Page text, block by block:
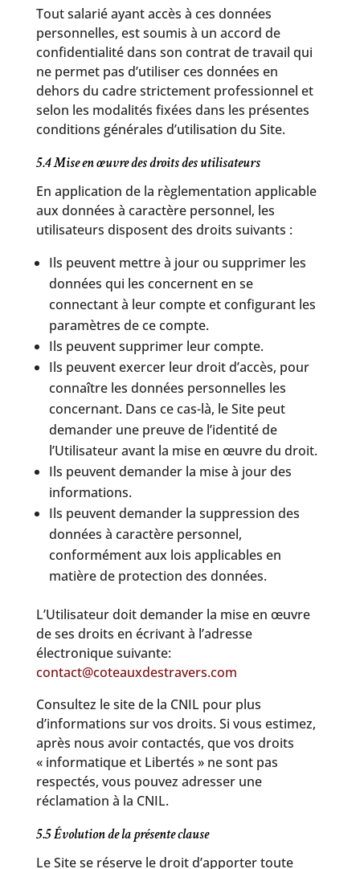
Tout salarié ayant accès à ces données
personnelles, est soumis à un accord de
confidentialité dans son contrat de travail qui
ne permet pas d’utiliser ces données en
dehors du cadre strictement professionnel et
selon les modalités fixées dans les présentes
conditions générales d’utilisation du Site.
5.4 Mise en œuvre des droits des utilisateurs
En application de la règlementation applicable
aux données à caractère personnel, les
utilisateurs disposent des droits suivants :
Ils peuvent mettre à jour ou supprimer les
données qui les concernent en se
connectant à leur compte et configurant les
paramètres de ce compte.
Ils peuvent supprimer leur compte.
Ils peuvent exercer leur droit d’accès, pour
connaître les données personnelles les
concernant. Dans ce cas-là, le Site peut
demander une preuve de l’identité de
l’Utilisateur avant la mise en œuvre du droit.
Ils peuvent demander la mise à jour des
informations.
Ils peuvent demander la suppression des
données à caractère personnel,
conformément aux lois applicables en
matière de protection des données.
L’Utilisateur doit demander la mise en œuvre
de ses droits en écrivant à l’adresse
électronique suivante:
contact@coteauxdestravers.com
Consultez le site de la CNIL pour plus
d’informations sur vos droits. Si vous estimez,
après nous avoir contactés, que vos droits
« informatique et Libertés » ne sont pas
respectés, vous pouvez adresser une
réclamation à la CNIL.
5.5 Évolution de la présente clause
Le Site se réserve le droit d’apporter toute